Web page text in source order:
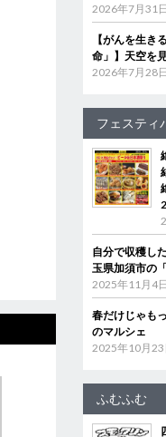
2026年7月31日
【がんを生き
命」】天空を
2026年7月28日
フェスティ
自分で収穫し
玉県加須市の
2025年11月4日
春だけじゃも
のマルシェ
2025年10月23
ふむふむ